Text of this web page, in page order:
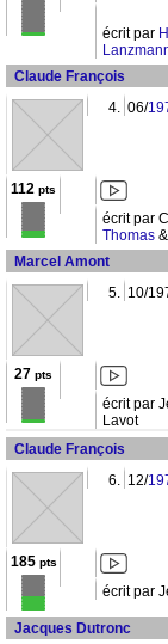
écrit par
Claude François
4. 06/
112 pts
écrit par
Thomas &
Marcel Amont
5. 10/
27 pts
écrit par
Lavot
Claude François
6. 12/
185pts
écrit par
Jacques Dutronc